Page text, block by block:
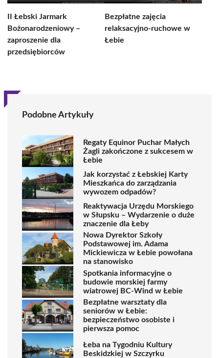
II Łebski Jarmark
Bożonarodzeniowy –
zaproszenie dla
przedsiębiorców
Bezpłatne zajęcia
relaksacyjno-ruchowe w
Łebie
Podobne Artykuły
Regaty Equinor Puchar Małych
Żagli zakończone z sukcesem w
Łebie
Jak korzystać z Łebskiej Karty
Mieszkańca do zarządzania
wywozem odpadów?
Reaktywacja Urzędu Morskiego
w Słupsku – Wydarzenie o duże
znaczenie dla Łeby
Nowa Dyrektor Szkoły
Podstawowej im. Adama
Mickiewicza w Łebie powołana
na stanowisko
Spotkania informacyjne o
budowie morskiej farmy
wiatrowej BC-Wind w Łebie
Bezpłatne warsztaty dla
seniorów w Łebie:
bezpieczeństwo osobiste i
pierwsza pomoc
Łeba na Tygodniu Kultury
Beskidzkiej w Szczyrku